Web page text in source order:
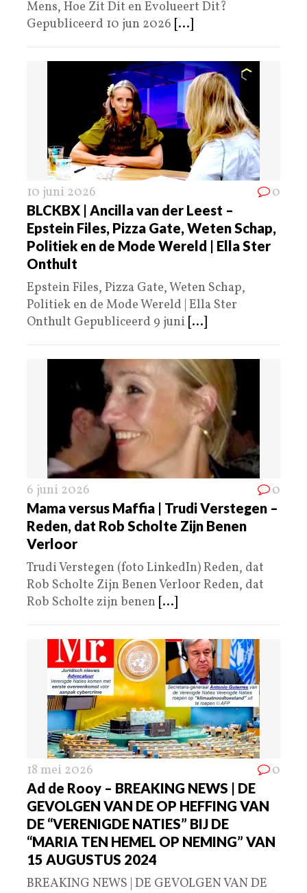
Mens, Hoe Zit Dit en Evolueert Dit?
Gepubliceerd 10 jun 2026 [...]
10 juni 2026 0
BLCKBX | Ancilla van der Leest –
Epstein Files, Pizza Gate, Weten Schap,
Politiek en de Mode Wereld | Ella Ster
Onthult
Epstein Files, Pizza Gate, Weten Schap,
Politiek en de Mode Wereld | Ella Ster
Onthult Gepubliceerd 9 juni [...]
6 juni 2026 0
Mama versus Maffia | Trudi Verstegen –
Reden, dat Rob Scholte Zijn Benen
Verloor
Trudi Verstegen (foto LinkedIn) Reden, dat
Rob Scholte Zijn Benen Verloor Reden, dat
Rob Scholte zijn benen [...]
18 mei 2026 0
Ad de Rooy – BREAKING NEWS | DE
GEVOLGEN VAN DE OP HEFFING VAN
DE “VERENIGDE NATIES” BIJ DE
“MARIA TEN HEMEL OP NEMING” VAN
15 AUGUSTUS 2024
BREAKING NEWS | DE GEVOLGEN VAN DE